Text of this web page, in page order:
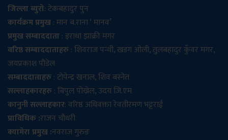
जिल्ला ब्युरो: टेकबहादुर पुन
कार्यक्रम प्रमुख: मान ब.राना ‘ मानव’
प्रमुख सम्बाददाता: इराधा झाक्री मगर
वरिष्ठ सम्बाददाताहरु: शिवराज पन्थी, खडग ओली, तुलबहादुर कुँवर मगर,
जयप्रकाश पौडेल
सम्बाददाताहरु: टोपेन्द्र खनाल, शिव बस्नेत
सल्लाहकारहरु: बिपुल पोख्रेल, उदय जि.एम
कानुनी सल्लाहकार: वरिष्ठ अधिवक्ता रेवतीरमण भट्टराई
प्राविधिक :राजन चौधरी
क्यामेरा प्रमुख :नवराज गुरुङ